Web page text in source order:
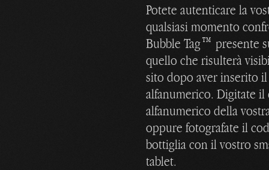
Potete autenticare la
qualsiasi momento
Bubble Tag™ presente
quello che risulterà
sito dopo aver inserito
alfanumerico. Digitate il
alfanumerico della
oppure fotografate il
bottiglia con il vostro
tablet.